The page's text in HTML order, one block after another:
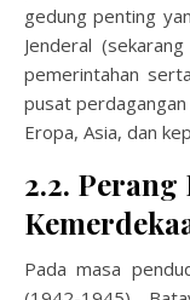
gedung penting
Jenderal
pemerintahan
pusat
Eropa, Asia, dan
2.2.
Pada masa